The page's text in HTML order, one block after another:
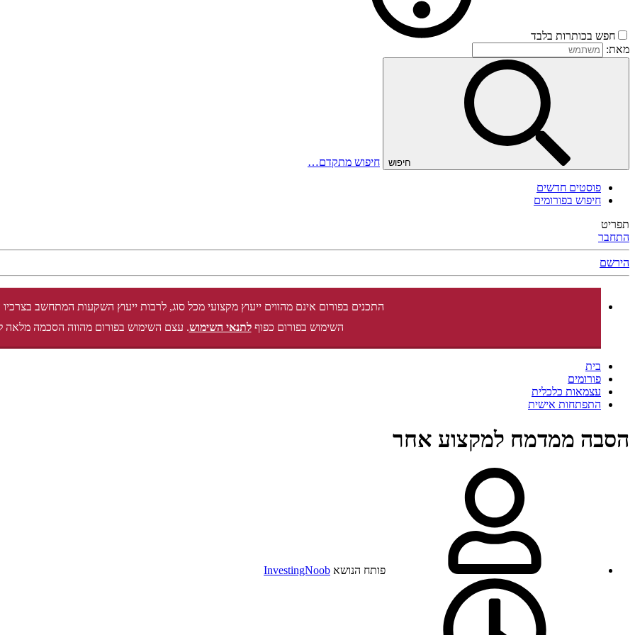
חפש בכותרות בלבד
מאת:
חיפוש חיפוש מתקדם…
פוסטים חדשים
חיפוש בפורומים
תפריט
התחבר
הירשם
התכנים בפורום אינם מהווים ייעוץ מקצועי מכל סוג, לרבות ייעוץ השקעות המתחשב
השימוש בפורום כפוףלתנאי השימוש. עצם השימוש בפורום מהווה הסכמה מלאה
בית
פורומים
עצמאות כלכלית
התפתחות אישית
הסבה ממדמח למקצוע אחר
פותח הנושא InvestingNoob